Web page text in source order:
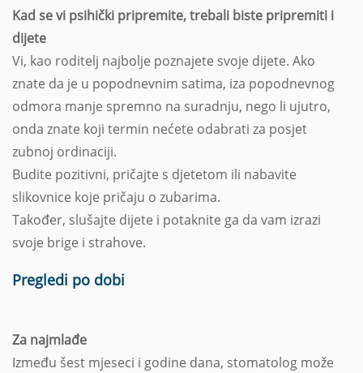
Kad se vi psihički pripremite, trebali biste pripremiti i
dijete
Vi, kao roditelj najbolje poznajete svoje dijete. Ako
znate da je u popodnevnim satima, iza popodnevnog
odmora manje spremno na suradnju, nego li ujutro,
onda znate koji termin nećete odabrati za posjet
zubnoj ordinaciji.
Budite pozitivni, pričajte s djetetom ili nabavite
slikovnice koje pričaju o zubarima.
Također, slušajte dijete i potaknite ga da vam izrazi
svoje brige i strahove.
Pregledi po dobi
Za najmlađe
Između šest mjeseci i godine dana, stomatolog može